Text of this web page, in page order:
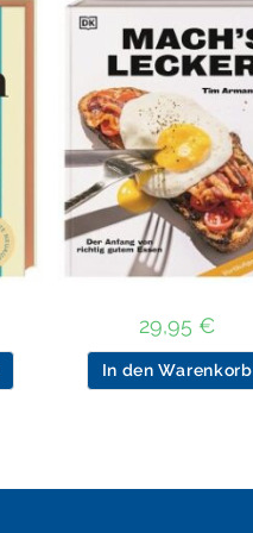
29,95 €
In den Warenkorb